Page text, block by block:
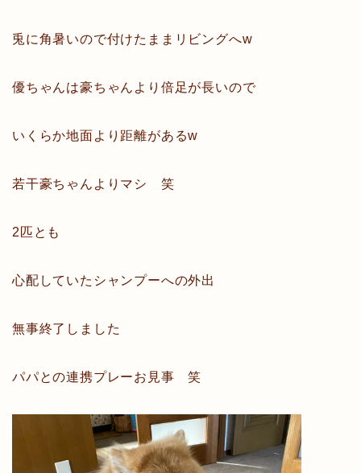
兎に角暑いので付けたままリビングへw
優ちゃんは豪ちゃんより倍足が長いので
いくらか地面より距離があるw
若干豪ちゃんよりマシ 笑
2匹とも
心配していたシャンプーへの外出
無事終了しました
パパとの連携プレーお見事 笑